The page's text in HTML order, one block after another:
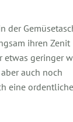
der
ihren Zenit
etwas geringer
auch noch
eine